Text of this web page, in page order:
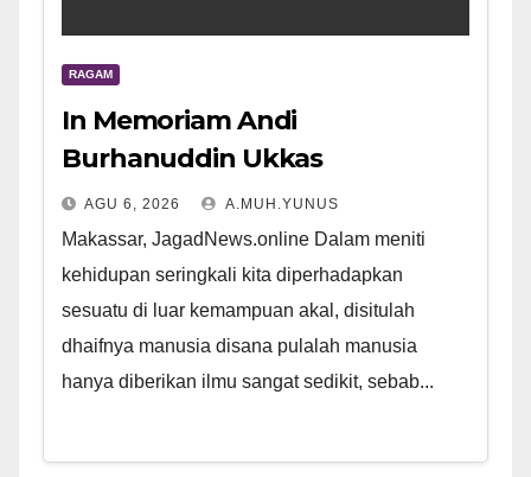
RAGAM
In Memoriam Andi
Burhanuddin Ukkas
AGU 6, 2026 A.MUH.YUNUS
Makassar, JagadNews.online Dalam meniti
kehidupan seringkali kita diperhadapkan
sesuatu di luar kemampuan akal, disitulah
dhaifnya manusia disana pulalah manusia
hanya diberikan ilmu sangat sedikit, sebab...